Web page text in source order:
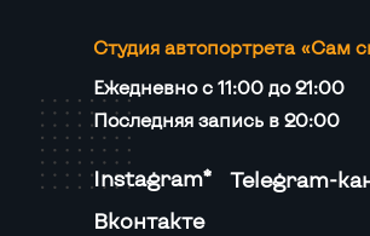
Ежедневно с 11:00 до 21:00
Последняя запись в 20:00
Telegram-
Instagram*
Студия автопортрета «Сам
Вконтакте